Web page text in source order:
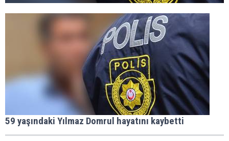
59 yaşındaki Yılmaz Domrul hayatını kaybetti